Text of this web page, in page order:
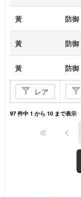
黃 防御
黃 防御
黃 防御
レア
97 件中 1 から 10 まで表示